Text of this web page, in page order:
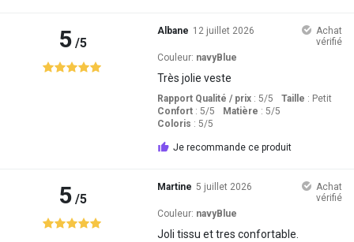
5/5
Albane 12 juillet 2026
Achat
vérifié
Couleur: navyBlue
Très jolie veste
Rapport Qualité / prix: 5/5 Taille : Petit
Confort: 5/5 Matière : 5/5
Coloris : 5/5
Je recommande ce produit
5/5
Martine 5 juillet 2026
Achat
vérifié
Couleur: navyBlue
Joli tissu et tres confortable.